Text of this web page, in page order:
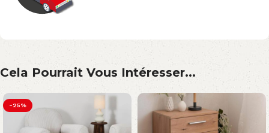
Cela Pourrait Vous Intéresser...
-25%